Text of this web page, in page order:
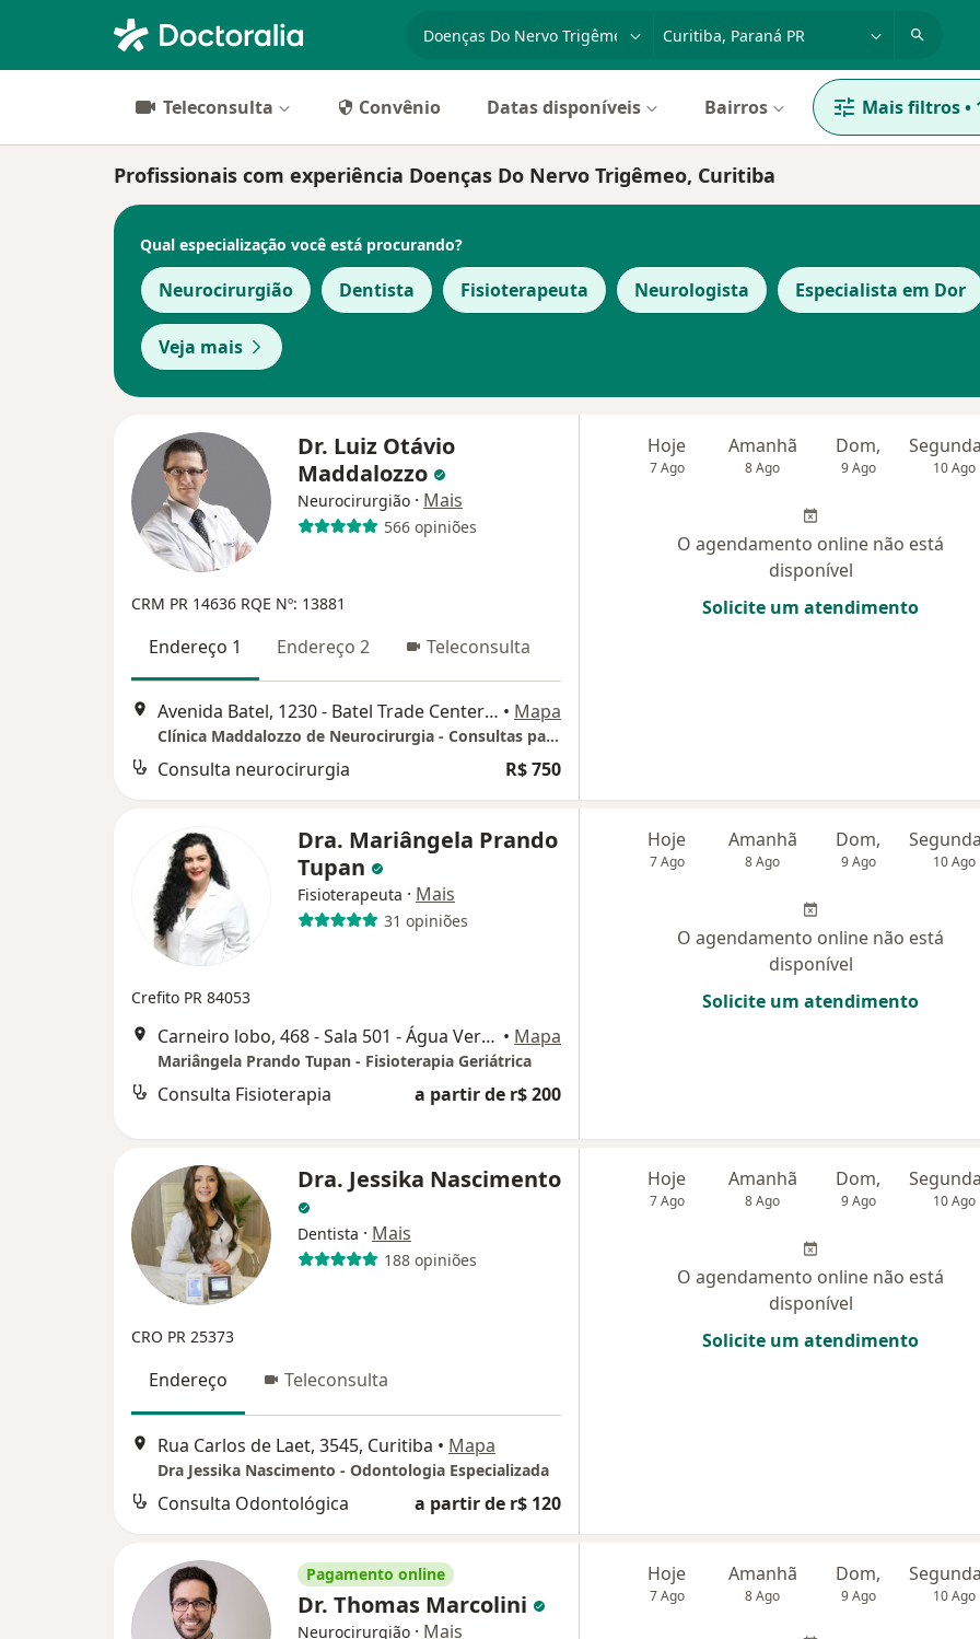
especialidade, doença ou nomecidade ou região
Teleconsulta Convênio Datas disponíveis Bairros Mais filtros•
Profissionais com experiência Doenças Do Nervo Trigêmeo, Curitiba
Qual especialização você está procurando?
Neurocirurgião Dentista Fisioterapeuta Neurologista Especialista em Dor
Veja mais
Dr. Luiz Otávio
Maddalozzo
Neurocirurgião · Mais
566 opiniões
CRM PR 14636 RQE Nº: 13881
Endereço 1 Endereço 2 Teleconsulta
Avenida Batel, 1230 - Batel Trade Center - BTC, Curitiba • Mapa
Clínica Maddalozzo de Neurocirurgia - Consultas particulares
Consulta neurocirurgia R$ 750
Hoje
7 Ago
Amanhã
8 Ago
Dom,
9 Ago 10 Ago
O agendamento online não está
disponível
Solicite um atendimento
Dra. Mariângela Prando
Tupan
Fisioterapeuta · Mais
31 opiniões
Crefito PR 84053
Carneiro lobo, 468 - Sala 501 - Água Verde, Curitiba • Mapa
Mariângela Prando Tupan - Fisioterapia Geriátrica
Consulta Fisioterapia a partir de r$ 200
Hoje
7 Ago
Amanhã
8 Ago
Dom,
9 Ago 10 Ago
O agendamento online não está
disponível
Solicite um atendimento
Dra. Jessika Nascimento
Dentista · Mais
188 opiniões
CRO PR 25373
Endereço Teleconsulta
Rua Carlos de Laet, 3545, Curitiba • Mapa
Dra Jessika Nascimento - Odontologia Especializada
Consulta Odontológica a partir de r$ 120
Hoje
7 Ago
Amanhã
8 Ago
Dom,
9 Ago 10 Ago
O agendamento online não está
disponível
Solicite um atendimento
Pagamento online
Dr. Thomas Marcolini
Neurocirurgião · Mais
Hoje
7 Ago
Amanhã
8 Ago
Dom,
9 Ago 10 Ago